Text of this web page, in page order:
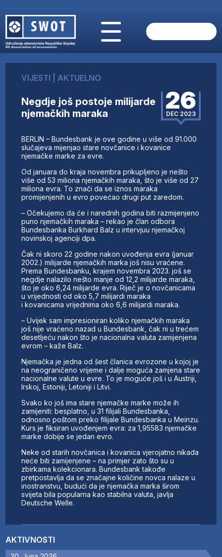
O NAMA
AKTUELNO
ANALIZE
FINANSIJE
IZ STRANIH MEDIJA
AKTIVNOSTI
SWOT INTERVJU
UČLANI SE
KONTAKT
AKTIVNOSTI
VIJESTI AKTUELNO
Negdje još postoje milijarde
njemačkih maraka
26
DEC 2023
BERLIN – Bundesbank je ove godine u više od 91.000
slučajeva mijenjao stare novčanice i kovanice
njemačke marke za evre.
Od januara do kraja novembra prikupljeno je nešto
više od 53 miliona njemačkih maraka, što je više od 27
miliona evra. To znači da se iznos maraka
promijenjenih u evro povećao drugi put zaredom.
– Očekujemo da će i narednih godina biti razmijenjeno
puno njemačkih maraka – rekao je član odbora
Bundesbanka Burkhard Balz u intervjuu njemačkoj
novinskoj agenciji dpa.
Čak ni skoro 22 godine nakon uvođenja evra (januar
2002.) milijarde njemačkih marka još nisu vraćene.
Prema Bundesbanku, krajem novembra 2023. još se
negdje nalazilo nešto manje od 12,2 milijarde maraka,
što je oko 6,24 milijarde evra. Riječ je o novčanicama
u vrijednosti od oko 5,7 milijardi maraka
i kovanicama vrijednima oko 6,6 milijardi maraka.
– Uvijek sam impresioniran koliko njemačkih maraka
još nije vraćeno nazad u Bundesbank, čak ni u trećem
desetljeću nakon što je nacionalna valuta zamijenjena
evrom – kaže Balz.
Njemačka je jedna od šest članica evrozone u kojoj je
na neograničeno vrijeme i dalje moguća zamjena stare
nacionalne valute u evre. To je moguće još i u Austriji,
Irskoj, Estoniji, Letoniji i Litvi.
Svako ko još ima stare njemačke marke može ih
zamijeniti: besplatno, u 31 filijali Bundesbanka,
odnosno poštom preko filijale Bundesbanka u Meinzu.
Kurs je fiksiran uvođenjem evra: za 1,95583 njemačke
marke dobije se jedan evro.
Neke od starih novčanica i kovanica vjerojatno nikada
neće biti zamijenjene – na primjer zato što su u
zbirkama kolekcionara. Bundesbank takođe
pretpostavlja da se značajne količine novca nalaze u
inostranstvu, budući da je njemačka marka širom
svijeta bila popularna kao stabilna valuta, javlja
Deutsche Welle.